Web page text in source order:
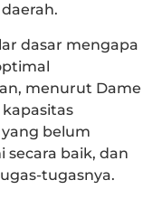
dasar mengapa
menurut Dame
belum
baik, dan
tugasnya.